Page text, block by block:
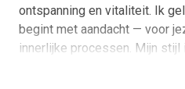
ontspanning en vitaliteit. Ik
begint met aandacht — voor
innerlijke processen. Mijn stijl
gericht op het versterken